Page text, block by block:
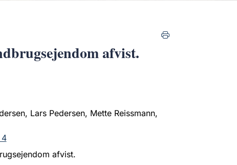
afvist.
Lars Pedersen, Mette Reissmann,
afvist.